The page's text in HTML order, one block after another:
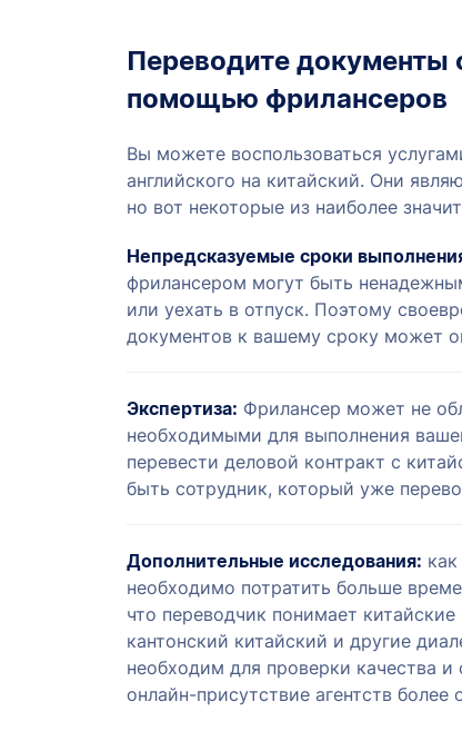
Переводите документы
помощью фрилансеров
Вы можете воспользоваться
английского на китайский. Они
но вот некоторые из наиболее
Непредсказуемые сроки
фрилансером могут быть
или уехать в отпуск. Поэтому
документов к вашему сроку может
Экспертиза: Фрилансер может не
необходимыми для выполнения
перевести деловой контракт с
быть сотрудник, который уже
Дополнительные исследования:
необходимо потратить больше
что переводчик понимает
кантонский китайский и другие
необходим для проверки качества
онлайн-присутствие агентств